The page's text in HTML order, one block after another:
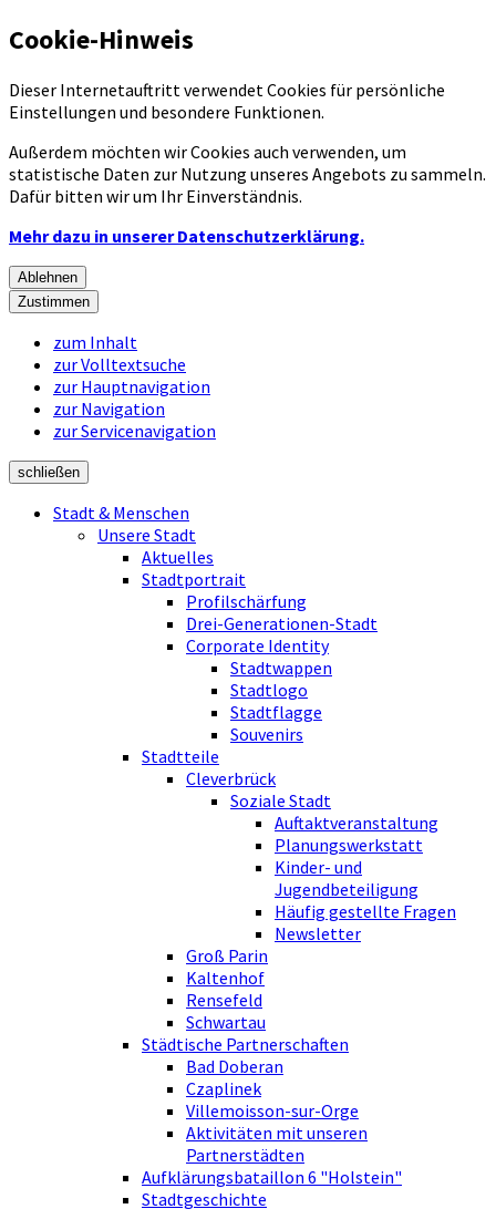
Cookie-Hinweis
Dieser Internetauftritt verwendet Cookies für persönliche
Einstellungen und besondere Funktionen.
Außerdem möchten wir Cookies auch verwenden, um
statistische Daten zur Nutzung unseres Angebots zu sammeln.
Dafür bitten wir um Ihr Einverständnis.
Mehr dazu in unserer Datenschutzerklärung.
Ablehnen
Zustimmen
zum Inhalt
zur Volltextsuche
zur Hauptnavigation
zur Navigation
zur Servicenavigation
schließen
Stadt & Menschen
Unsere Stadt
Aktuelles
Stadtportrait
Profilschärfung
Drei-Generationen-Stadt
Corporate Identity
Stadtwappen
Stadtlogo
Stadtflagge
Souvenirs
Stadtteile
Cleverbrück
Soziale Stadt
Auftaktveranstaltung
Planungswerkstatt
Kinder- und
Jugendbeteiligung
Häufig gestellte Fragen
Newsletter
Groß Parin
Kaltenhof
Rensefeld
Schwartau
Städtische Partnerschaften
Bad Doberan
Czaplinek
Villemoisson-sur-Orge
Aktivitäten mit unseren
Partnerstädten
Aufklärungsbataillon 6 "Holstein"
Stadtgeschichte